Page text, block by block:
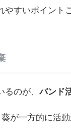
やすいポイント
るのが、バンド
が一方的に活